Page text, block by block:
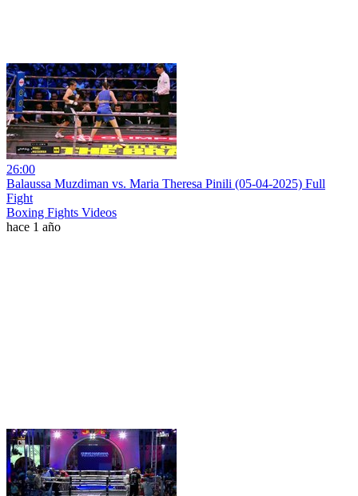
26:00
Balaussa Muzdiman vs. Maria Theresa Pinili (05-04-2025) Full
Fight
Boxing Fights Videos
hace 1 año